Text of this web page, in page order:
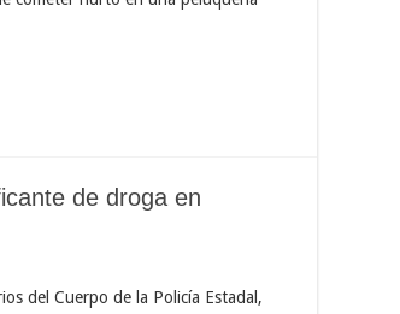
de droga en
del Cuerpo de la Policía Estadal,